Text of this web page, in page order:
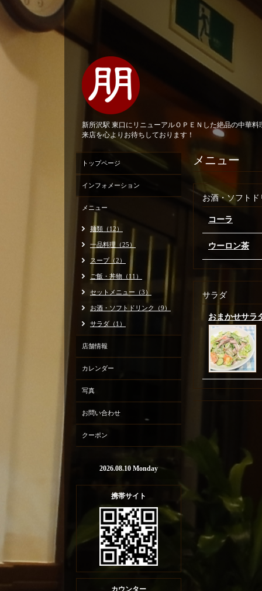
新所沢駅 東口にリニューアルＯＰＥＮした絶品の中華
来店を心よりお待ちしております！
メニュー
お酒・ソフトド
コーラ
ウーロン茶
サラダ
おまかせサラ
トップページ
インフォメーション
メニュー
麺類（12）
一品料理（25）
スープ（2）
ご飯・丼物（11）
セットメニュー（3）
お酒・ソフトドリンク（9）
サラダ（1）
店舗情報
カレンダー
写真
お問い合わせ
クーポン
2026.08.10 Monday
携帯サイト
カウンター